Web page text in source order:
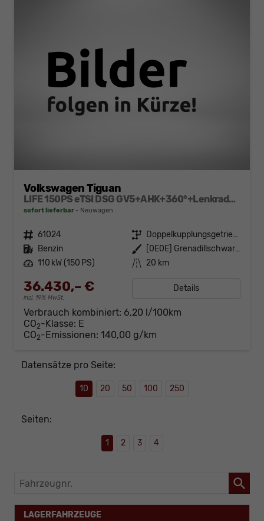
Volkswagen Tiguan
LIFE 150PS eTSI DSG GV5+AHK+360°+Lenkradheiz+IQ.Drive+ACC+App+eHeck+LED
sofort lieferbar Neuwagen
Fahrzeugnr. 61024 Getriebe
Doppelkupplungsgetriebe (DSG)
Kraftstoff Benzin Außenfarbe
[0E0E] Grenadillschwarz Metallic
Leistung 110 kW (150 PS) Kilometerstand 20 km
36.430,– €
incl. 19% MwSt.
Details
Verbrauch kombiniert: 6,20 l/100km
CO2-Klasse: E
CO2-Emissionen: 140,00 g/km
Datensätze pro Seite:
10 20 50 100 250
Seiten:
1 2 3 4
Fahrzeugnr.
LAGERFAHRZEUGE